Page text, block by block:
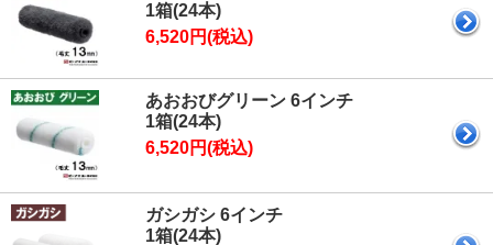
1箱(24本)
6,520円(税込)
あおおびグリーン 6インチ
1箱(24本)
6,520円(税込)
ガシガシ 6インチ
1箱(24本)